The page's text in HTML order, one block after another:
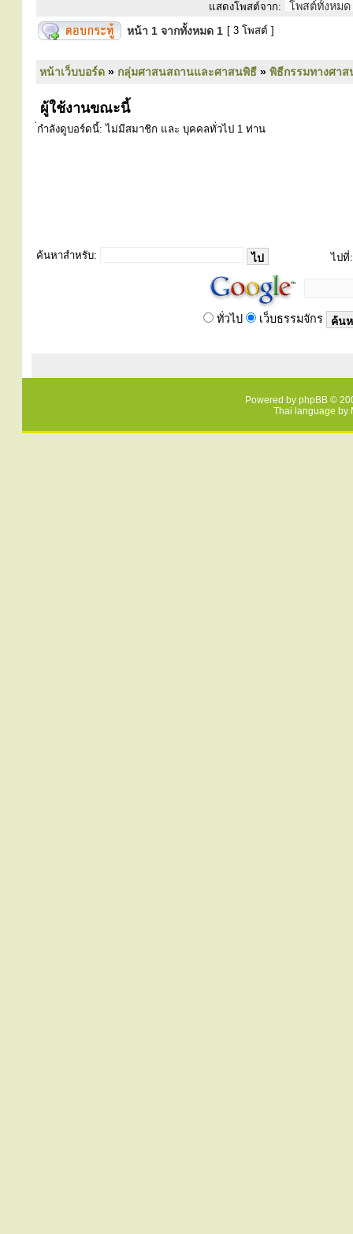
แสดงโพสต์จาก:
หน้า 1 จากทั้งหมด 1 [ 3 โพสต์ ]
หน้าเว็บบอร์ด » กลุ่มศาสนสถานและศาสนพิธี » พิธีกรรมทางศา
ผู้ใช้งานขณะนี้
่กำลังดูบอร์ดนี้: ไม่มีสมาชิก และ บุคคลทั่วไป 1 ท่าน
ค้นหาสำหรับ: ไปที่:
ทั่วไป เว็บธรรมจักร
Powered by phpBB ©
Thai language by